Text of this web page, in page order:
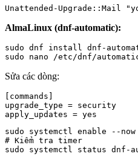
Unattended-Upgrade::Mail
AlmaLinux (dnf-automatic):
sudo dnf install dnf-
sudo nano /etc/dnf/
Sửa các dòng:
[commands]
upgrade_type = security
apply_updates = yes
sudo systemctl enable --
# Kiểm tra timer
sudo systemctl status dnf-